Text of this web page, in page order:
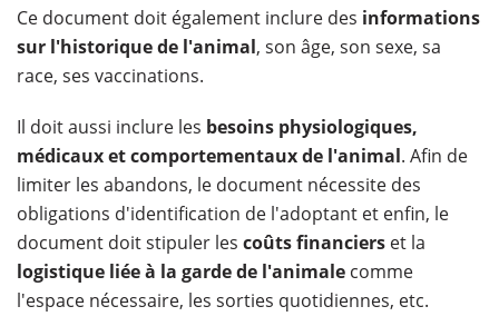
Ce document doit également inclure des informations
sur l'historique de l'animal, son âge, son sexe, sa
race, ses vaccinations.
Il doit aussi inclure les besoins physiologiques,
médicaux et comportementaux de l'animal. Afin de
limiter les abandons, le document nécessite des
obligations d'identification de l'adoptant et enfin, le
document doit stipuler les coûts financiers et la
logistique liée à la garde de l'animale comme
l'espace nécessaire, les sorties quotidiennes, etc.